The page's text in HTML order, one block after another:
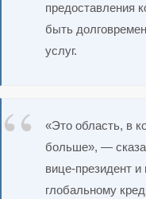
предоставления
быть
услуг.
«Это область, в
больше», —
вице-президент
глобальному